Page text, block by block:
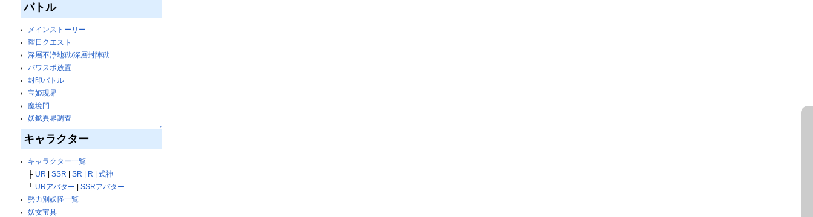
バトル
メインストーリー
曜日クエスト
深層不浄地獄/深層封陣獄
パワスポ放置
封印バトル
宝姫現界
魔境門
妖鉱異界調査
↑
キャラクター
キャラクター一覧
├ UR SSR SR R
式神
└ URアバター
SSRアバター
勢力別妖怪一覧
妖女宝具